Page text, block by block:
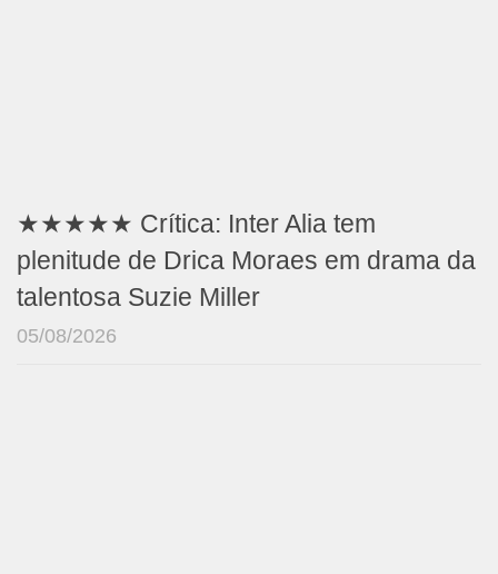
★★★★★ Crítica: Inter Alia tem
plenitude de Drica Moraes em drama da
talentosa Suzie Miller
05/08/2026